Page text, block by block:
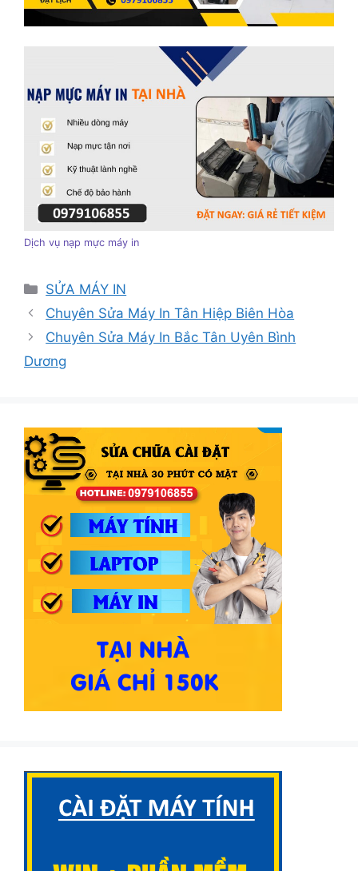
Dịch vụ nạp mực máy in
Danh
mục
SỬA MÁY IN
Chuyên Sửa Máy In Tân Hiệp Biên Hòa
Chuyên Sửa Máy In Bắc Tân Uyên Bình
Dương